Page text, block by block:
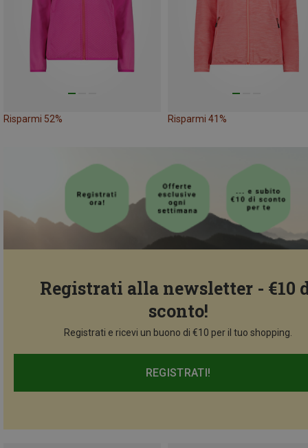
Risparmi 52% Risparmi 41%
Registrati alla newsletter - €10
sconto!
Registrati e ricevi un buono di €10 per il tuo shopping.
REGISTRATI!